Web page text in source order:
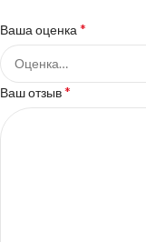
Ваша оценка *
Ваш отзыв*